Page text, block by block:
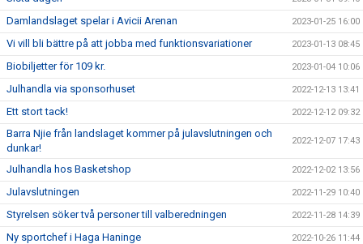
Damlandslaget spelar i Avicii Arenan 2023-01-25 16:00
Vi vill bli bättre på att jobba med funktionsvariationer 2023-01-13 08:45
Biobiljetter för 109 kr. 2023-01-04 10:06
Julhandla via sponsorhuset 2022-12-13 13:41
Ett stort tack! 2022-12-12 09:32
Barra Njie från landslaget kommer på julavslutningen och
dunkar!
2022-12-07 17:43
Julhandla hos Basketshop 2022-12-02 13:56
Julavslutningen 2022-11-29 10:40
Styrelsen söker två personer till valberedningen 2022-11-28 14:39
Ny sportchef i Haga Haninge 2022-10-26 11:44